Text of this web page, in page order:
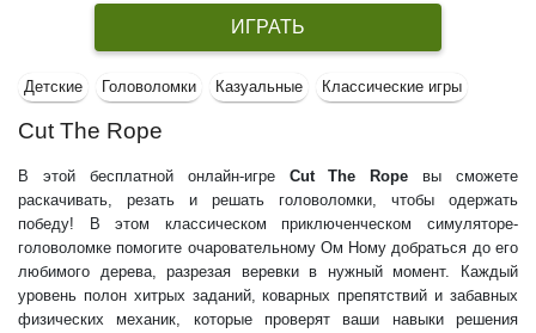
ИГРАТЬ
Детские Головоломки Казуальные Классические игры
Cut The Rope
В этой бесплатной онлайн-игре Cut The Rope вы сможете
раскачивать, резать и решать головоломки, чтобы одержать
победу! В этом классическом приключенческом симуляторе-
головоломке помогите очаровательному Ом Ному добраться до его
любимого дерева, разрезая веревки в нужный момент. Каждый
уровень полон хитрых заданий, коварных препятствий и забавных
физических механик, которые проверят ваши навыки решения